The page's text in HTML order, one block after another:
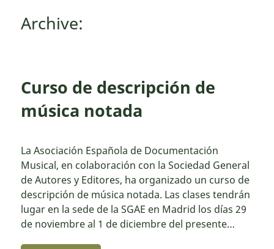
Archive:
Curso de descripción de
música notada
La Asociación Española de Documentación
Musical, en colaboración con la Sociedad General
de Autores y Editores, ha organizado un curso de
descripción de música notada. Las clases tendrán
lugar en la sede de la SGAE en Madrid los días 29
de noviembre al 1 de diciembre del presente…